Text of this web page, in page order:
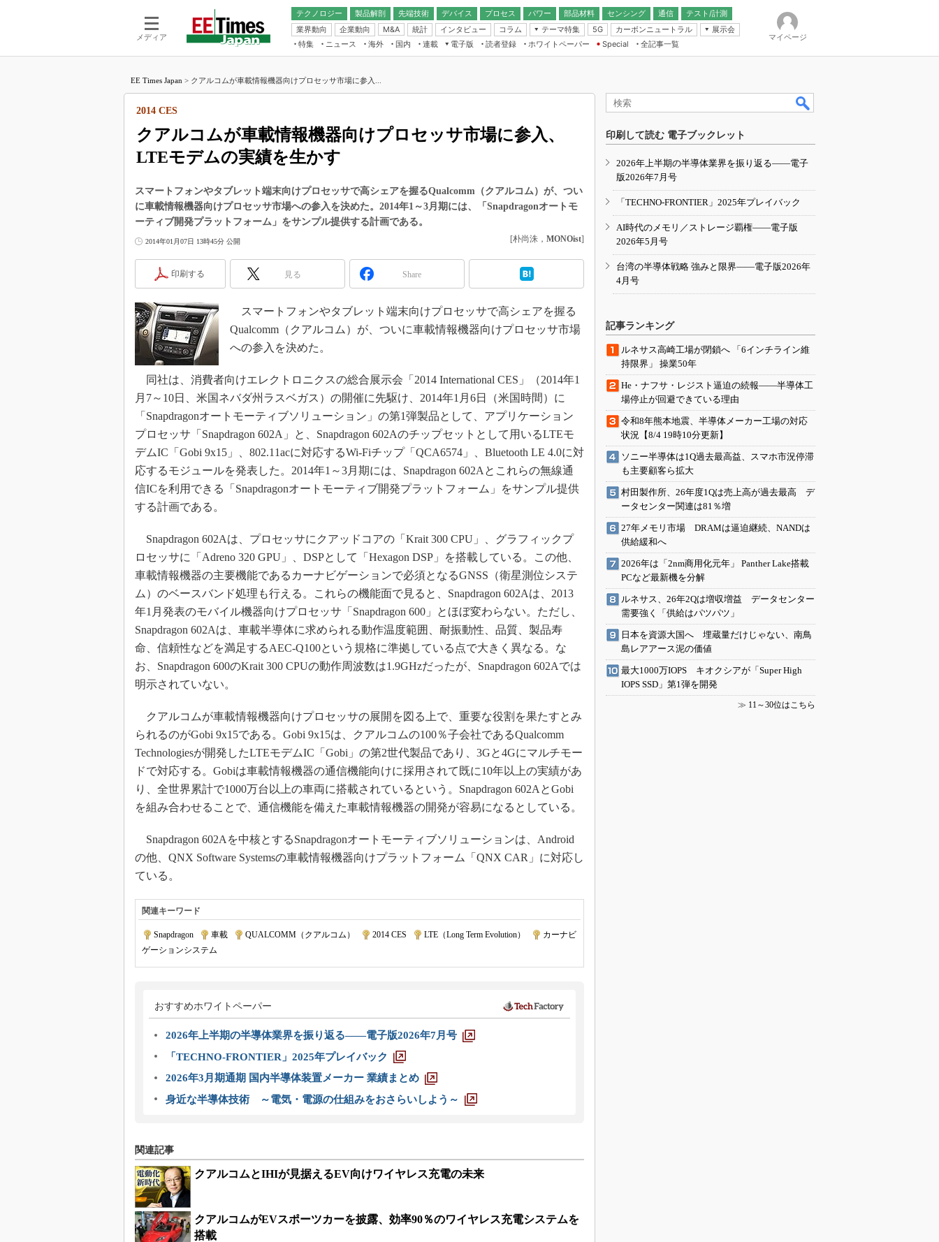
メディア
テクノロジー 製品解剖
先端技術
電池／エネルギー
デバイス
アナログ
LSI
マイコン
プロセス パワー 部品材料 センシング
通信
無線
テスト/計測
業界動向
企業動向 M&A 統計 インタビュー コラム
テーマ特集
フィジカルAI
読者調査（EE Times Research）
電源設計（EDN Japan）
エレクトロニクス入門（EDN
Japan）
5G カーボンニュートラル
展示会
IoT・エッジコンピューティング
EXPO
TECHNO-FRONTIER
人とくるま展
特集 ニュース 海外 国内
連載
福田昭のデバイス通信
大山聡の業界スコープ
大原雄介のエレ・組み込みプレイバ
ック
学漂流記
世界を「数字」で回してみよう
この10年で起こったこと、次の10年
で起こること
光伝送技術を知る
改革、執念の180日
JASA発IoT通信
IHSアナリスト「未来展望」
「英語に愛されないエンジニア」の
ための新行動論
電子版
電子ブックレット
読者登録 ホワイトペーパー
Special
全記事一覧
マイページ
EE Times Japan > クアルコムが車載情報機器向けプロセッサ市場に参入...
クアルコムが車載情報機器向けプロセッサ市場に参入、
LTEモデムの実績を生かす
2014 CES
スマートフォンやタブレット端末向けプロセッサで高シェアを握るQualcomm（クアルコム）が、つい
に車載情報機器向けプロセッサ市場への参入を決めた。2014年1～3月期には、「Snapdragonオートモ
ーティブ開発プラットフォーム」をサンプル提供する計画である。
2014年01月07日 13時45分 公開 [朴尚洙， MONOist]
印刷する 見る Share
スマートフォンやタブレット端末向けプロセッサで高シェアを握る
Qualcomm（クアルコム）が、ついに車載情報機器向けプロセッサ市場
への参入を決めた。
同社は、消費者向けエレクトロニクスの総合展示会「2014 International CES」（2014年1
月7～10日、米国ネバダ州ラスベガス）の開催に先駆け、2014年1月6日（米国時間）に
「Snapdragonオートモーティブソリューション」の第1弾製品として、アプリケーション
プロセッサ「Snapdragon 602A」と、Snapdragon 602Aのチップセットとして用いるLTEモ
デムIC「Gobi 9x15」、802.11acに対応するWi-Fiチップ「QCA6574」、Bluetooth LE 4.0に対
応するモジュールを発表した。2014年1～3月期には、Snapdragon 602Aとこれらの無線通
信ICを利用できる「Snapdragonオートモーティブ開発プラットフォーム」をサンプル提供
する計画である。
Snapdragon 602Aは、プロセッサにクアッドコアの「Krait 300 CPU」、グラフィックプ
ロセッサに「Adreno 320 GPU」、DSPとして「Hexagon DSP」を搭載している。この他、
車載情報機器の主要機能であるカーナビゲーションで必須となるGNSS（衛星測位システ
ム）のベースバンド処理も行える。これらの機能面で見ると、Snapdragon 602Aは、2013
年1月発表のモバイル機器向けプロセッサ「Snapdragon 600」とほぼ変わらない。ただし、
Snapdragon 602Aは、車載半導体に求められる動作温度範囲、耐振動性、品質、製品寿
命、信頼性などを満足するAEC-Q100という規格に準拠している点で大きく異なる。な
お、Snapdragon 600のKrait 300 CPUの動作周波数は1.9GHzだったが、Snapdragon 602Aでは
明示されていない。
クアルコムが車載情報機器向けプロセッサの展開を図る上で、重要な役割を果たすとみ
られるのがGobi 9x15である。Gobi 9x15は、クアルコムの100％子会社であるQualcomm
Technologiesが開発したLTEモデムIC「Gobi」の第2世代製品であり、3Gと4Gにマルチモー
ドで対応する。Gobiは車載情報機器の通信機能向けに採用されて既に10年以上の実績があ
り、全世界累計で1000万台以上の車両に搭載されているという。Snapdragon 602AとGobi
を組み合わせることで、通信機能を備えた車載情報機器の開発が容易になるとしている。
Snapdragon 602Aを中核とするSnapdragonオートモーティブソリューションは、Android
の他、QNX Software Systemsの車載情報機器向けプラットフォーム「QNX CAR」に対応し
ている。
関連キーワード
Snapdragon 車載 QUALCOMM（クアルコム） 2014 CES LTE（Long Term Evolution）
カーナビ
ゲーションシステム
おすすめホワイトペーパー
2026年上半期の半導体業界を振り返る――電子版2026年7月号
「TECHNO-FRONTIER」2025年プレイバック
2026年3月期通期 国内半導体装置メーカー 業績まとめ
身近な半導体技術 ～電気・電源の仕組みをおさらいしよう～
関連記事
クアルコムとIHIが見据えるEV向けワイヤレス充電の未来
クアルコムがEVスポーツカーを披露、効率90％のワイヤレス充電システムを
搭載
印刷して読む 電子ブックレット
2026年上半期の半導体業界を振り返る――電子
版2026年7月号
「TECHNO-FRONTIER」2025年プレイバック
AI時代のメモリ／ストレージ覇権――電子版
2026年5月号
台湾の半導体戦略 強みと限界――電子版2026年
4月号
記事ランキング
ルネサス高崎工場が閉鎖へ 「6インチライン維
持限界」 操業50年
He・ナフサ・レジスト逼迫の続報――半導体工
場停止が回避できている理由
令和8年熊本地震、半導体メーカー工場の対応
状況【8/4 19時10分更新】
ソニー半導体は1Q過去最高益、スマホ市況停滞
も主要顧客ら拡大
村田製作所、26年度1Qは売上高が過去最高 デ
ータセンター関連は81％増
27年メモリ市場 DRAMは逼迫継続、NANDは
供給緩和へ
2026年は「2nm商用化元年」 Panther Lake搭載
PCなど最新機を分解
ルネサス、26年2Qは増収増益 データセンター
需要強く「供給はパツパツ」
日本を資源大国へ 埋蔵量だけじゃない、南鳥
島レアアース泥の価値
最大1000万IOPS キオクシアが「Super High
IOPS SSD」第1弾を開発
≫ 11～30位はこちら